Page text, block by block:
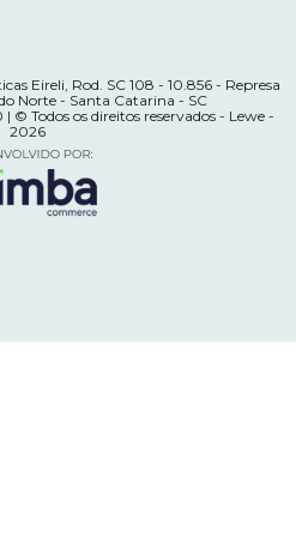
Eireli, Rod. SC 108 - 10.856 - Represa
Norte - Santa Catarina - SC
© Todos os direitos reservados - Lewe -
2026